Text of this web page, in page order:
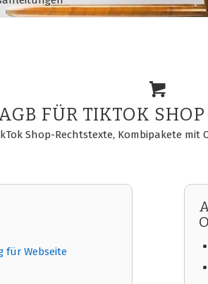
FÜR TIKTOK
Shop-Rechtstexte, Kombipakete
für Webseite